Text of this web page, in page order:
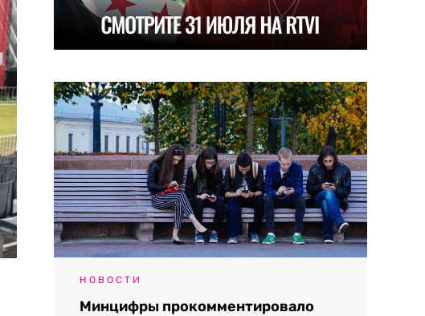
НОВОСТИ
Минцифры прокомментировало